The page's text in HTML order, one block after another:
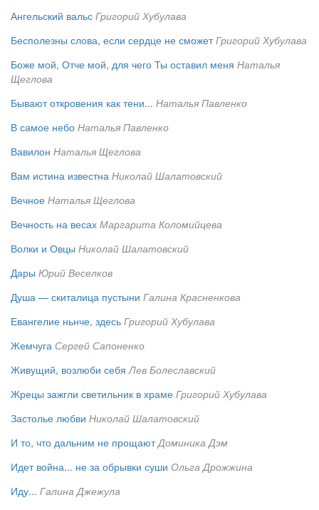
Ангельский вальс Григорий Хубулава
Бесполезны слова, если сердце не сможет Григорий Хубулава
Боже мой, Отче мой, для чего Ты оставил меня Наталья
Щеглова
Бывают откровения как тени... Наталья Павленко
В самое небо Наталья Павленко
Вавилон Наталья Щеглова
Вам истина известна Николай Шалатовский
Вечное Наталья Щеглова
Вечность на весах Маргарита Коломийцева
Волки и Овцы Николай Шалатовский
Дары Юрий Веселков
Душа — скиталица пустыни Галина Красненкова
Евангелие ньнче, здесь Григорий Хубулава
Жемчуга Сергей Сапоненко
Живущий, возлюби себя Лев Болеславский
Жрецы зажгли светильник в храме Григорий Хубулава
Застолье любви Николай Шалатовский
И то, что дальним не прощают Доминика Дэм
Идет война... не за обрывки суши Ольга Дрожжина
Иду... Галина Джежула